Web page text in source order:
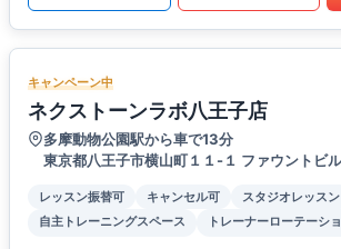
キャンペーン中
ネクストーンラボ八王子店
多摩動物公園駅から車で13分
東京都八王子市横山町１１-１ ファウントビ
レッスン振替可 キャンセル可 スタジオレッスン
自主トレーニングスペース
トレーナーローテーシ